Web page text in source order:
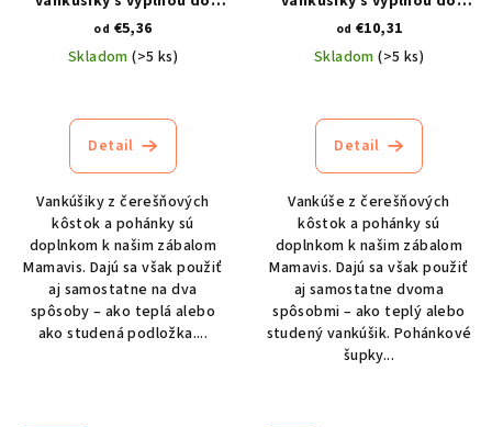
Priessnitzových zábalov
pre deti
od €5,36
Skladom(>5 ks)
produktu
je
4,7
z
5
hviezdičiek.
Detail
Vankúšiky z čerešňových
kôstok a pohánky sú
doplnkom k našim zábalom
Mamavis. Dajú sa však použiť
aj samostatne na dva
spôsoby – ako teplá alebo
ako studená podložka....
Priessnitzových zábalov
pre dospelých
od €10,31
Skladom(>5 ks)
produktu
je
5,0
z
5
hviezdičiek.
Detail
Vankúše z čerešňových
kôstok a pohánky sú
doplnkom k našim zábalom
Mamavis. Dajú sa však použiť
aj samostatne dvoma
spôsobmi – ako teplý alebo
studený vankúšik. Pohánkové
šupky...